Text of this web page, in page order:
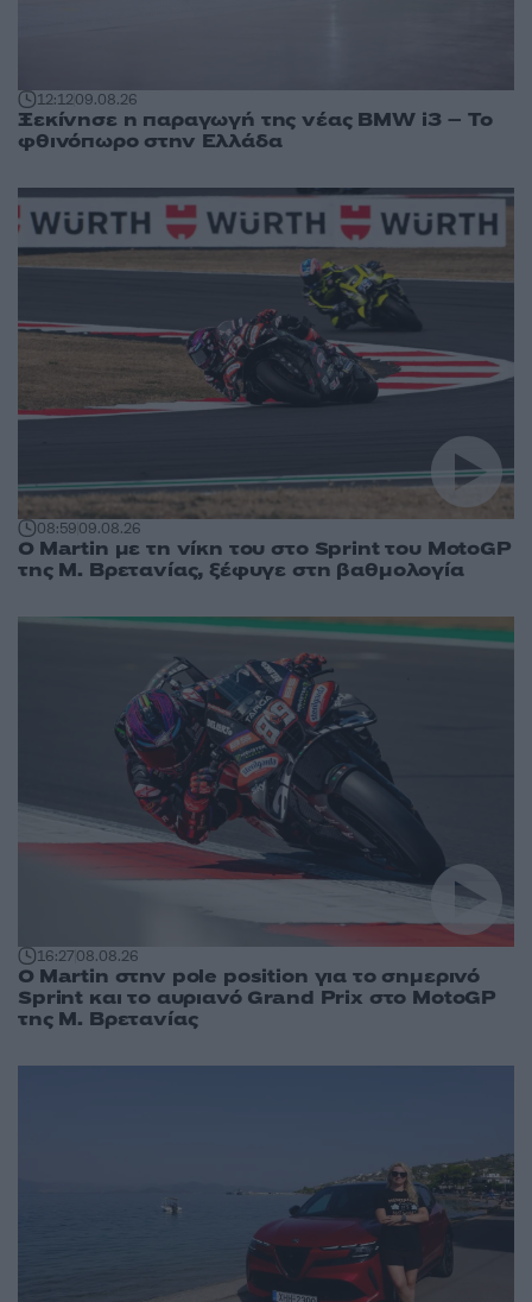
12:1209.08.26
Ξεκίνησε η παραγωγή της νέας BMW i3 – Το
φθινόπωρο στην Ελλάδα
08:5909.08.26
O Martin με τη νίκη του στο Sprint του MotoGP
της Μ. Βρετανίας, ξέφυγε στη βαθμολογία
16:2708.08.26
O Martin στην pole position για το σημερινό
Sprint και το αυριανό Grand Prix στο MotoGP
της Μ. Βρετανίας